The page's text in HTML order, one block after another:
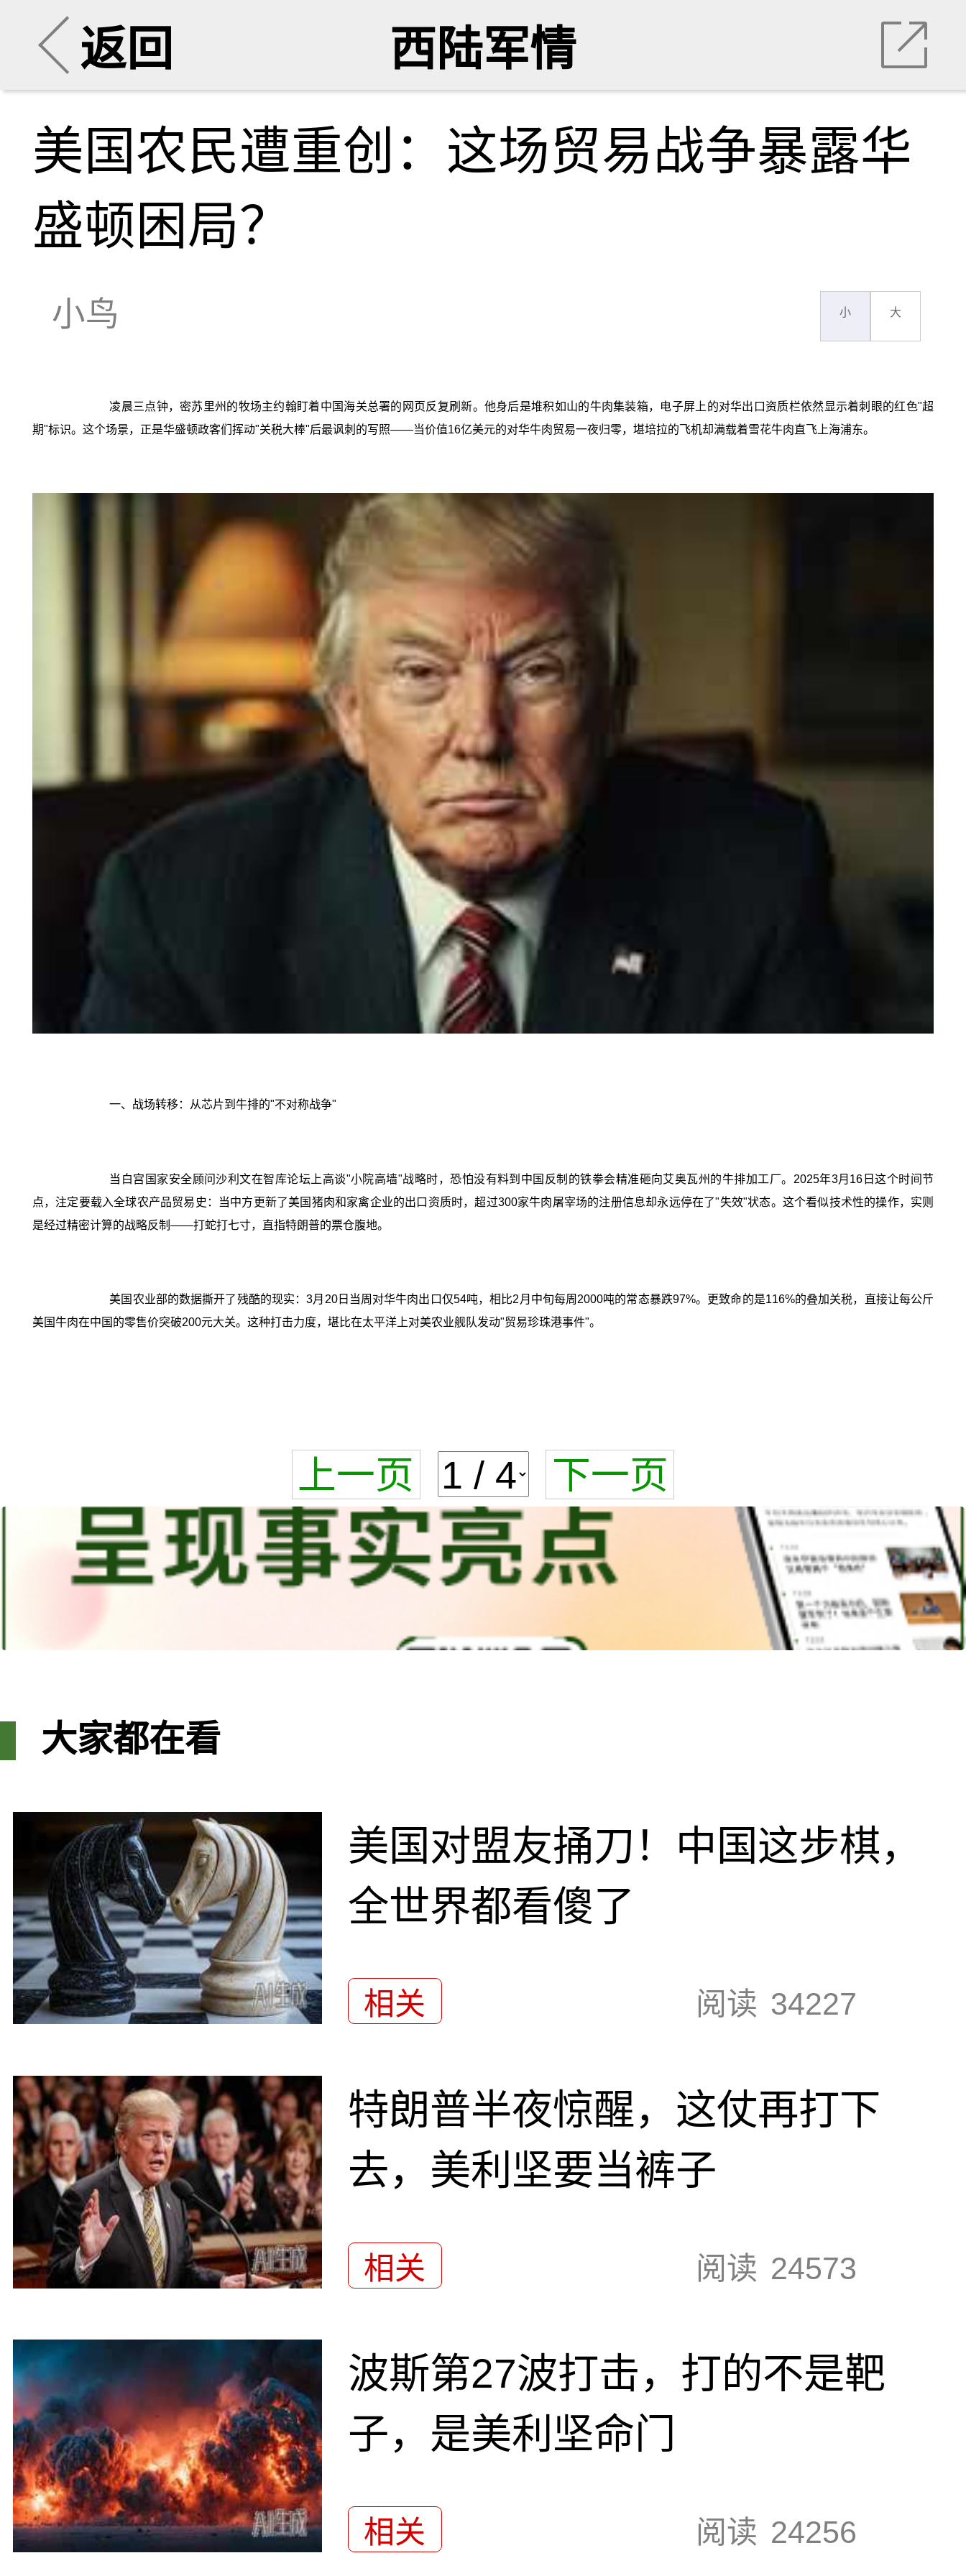
返回 西陆军情
美国农民遭重创：这场贸易战争暴露华
盛顿困局？
小鸟 小 大
凌晨三点钟，密苏里州的牧场主约翰盯着中国海关总署的网页反复刷新。他身后是堆积如山的牛肉集装箱，电子屏上的对华出口资质栏依然显示着刺眼的红色"超
期"标识。这个场景，正是华盛顿政客们挥动"关税大棒"后最讽刺的写照——当价值16亿美元的对华牛肉贸易一夜归零，堪培拉的飞机却满载着雪花牛肉直飞上海浦东。
一、战场转移：从芯片到牛排的"不对称战争"
当白宫国家安全顾问沙利文在智库论坛上高谈"小院高墙"战略时，恐怕没有料到中国反制的铁拳会精准砸向艾奥瓦州的牛排加工厂。2025年3月16日这个时间节
点，注定要载入全球农产品贸易史：当中方更新了美国猪肉和家禽企业的出口资质时，超过300家牛肉屠宰场的注册信息却永远停在了"失效"状态。这个看似技术性的操作，实则
是经过精密计算的战略反制——打蛇打七寸，直指特朗普的票仓腹地。
美国农业部的数据撕开了残酷的现实：3月20日当周对华牛肉出口仅54吨，相比2月中旬每周2000吨的常态暴跌97%。更致命的是116%的叠加关税，直接让每公斤
美国牛肉在中国的零售价突破200元大关。这种打击力度，堪比在太平洋上对美农业舰队发动"贸易珍珠港事件"。
上一页 下一页
大家都在看
美国对盟友捅刀！中国这步棋，
全世界都看傻了
相关 阅读 34227
特朗普半夜惊醒，这仗再打下
去，美利坚要当裤子
相关 阅读 24573
波斯第27波打击，打的不是靶
子，是美利坚命门
相关 阅读 24256